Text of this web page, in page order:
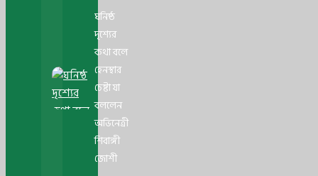
ঘনিষ্ঠ
দৃশ্যের
কথা বলে
হেনস্থার
চেষ্টা যা
বললেন
অভিনেত্রী
শিবাঙ্গী
জোশী